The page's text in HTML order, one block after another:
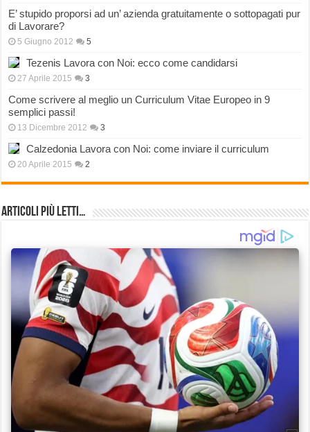
E’ stupido proporsi ad un’ azienda gratuitamente o sottopagati pur
di Lavorare?
5 Giugno 2012 5
Tezenis Lavora con Noi: ecco come candidarsi
27 Aprile 2015 3
Come scrivere al meglio un Curriculum Vitae Europeo in 9
semplici passi!
13 Dicembre 2012 3
Calzedonia Lavora con Noi: come inviare il curriculum
20 Aprile 2015 2
Articoli più Letti…